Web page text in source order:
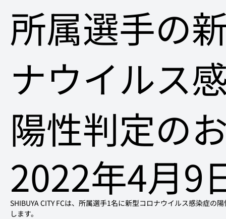
所属選手の
ナウイルス
陽性判定の
2022年4月9
SHIBUYA CITY FCは、所属選手1名に新型コロナウイルス感染症の
します。